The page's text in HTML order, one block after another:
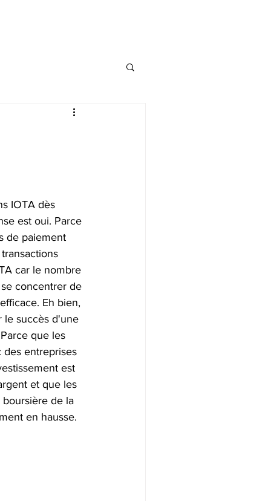
IOTA dès
est oui. Parce
de paiement
car le nombre
concentrer de
Eh bien,
le succès d'une
que les
entreprises
est
et que les
boursière de la
en hausse.